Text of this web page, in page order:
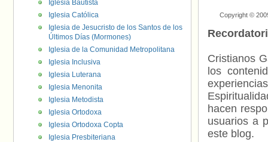
Copyright ©
Cristianos
los
hacen
usuarios a
este blog.
Iglesia Bautista
Iglesia Católica
Iglesia de Jesucristo de los Santos de los
Últimos Días (Mormones)
Iglesia de la Comunidad Metropolitana
Iglesia Inclusiva
Iglesia Luterana
Iglesia Menonita
Iglesia Metodista
Iglesia Ortodoxa
Iglesia Ortodoxa Copta
Iglesia Presbiteriana